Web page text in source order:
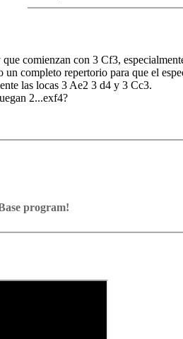
comienzan con 3 Cf3,
completo repertorio para que el
las locas 3 Ae2 3 d4 y 3 Cc3.
2...exf4?
3 d4 y 3 Cc3.
muy popular entre las negras.
exercises and key positions, the user
program with board graphics,
notation
program!